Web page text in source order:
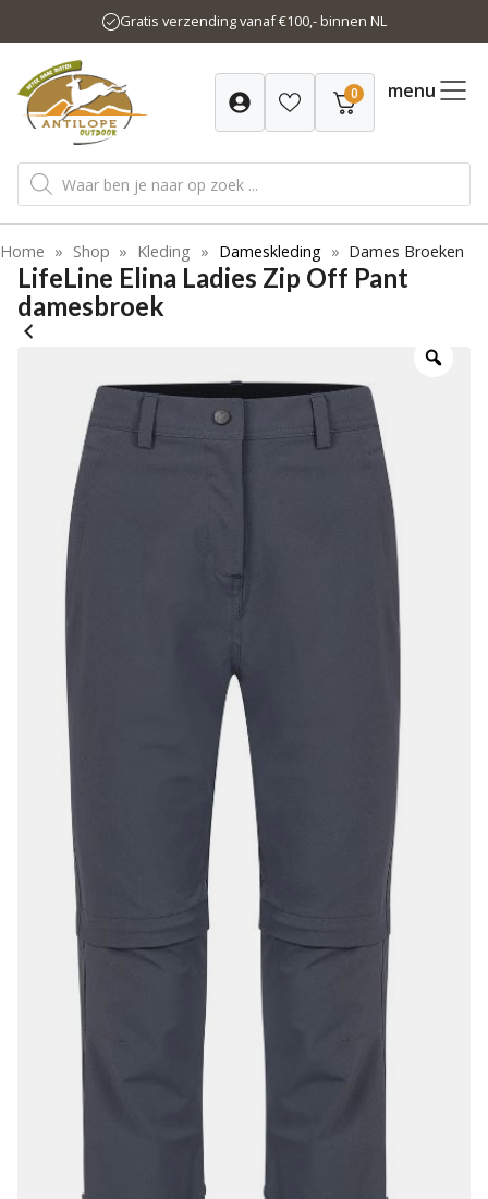
naar
inhoud
Gratis verzending vanaf €100,- binnen NL
0 menu
Producten
zoeken
Home » Shop » Kleding » Dameskleding » Dames Broeken
LifeLine Elina Ladies Zip Off Pant
damesbroek